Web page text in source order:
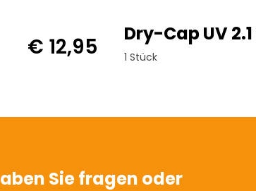
€ 12,95 Dry-Cap UV
1 Stück
Sie fragen oder